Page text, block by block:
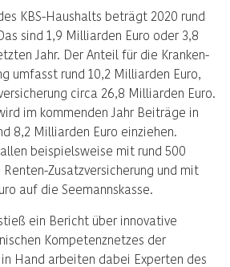
KBS-Haushalts beträgt 2020 rund
sind 1,9 Milliarden Euro oder 3,8
Jahr. Der Anteil für die Kranken-
umfasst rund 10,2 Milliarden Euro,
circa 26,8 Milliarden Euro.
im kommenden Jahr Beiträge in
8,2 Milliarden Euro einziehen.
beispielsweise mit rund 500
Zusatzversicherung und mit
auf die Seemannskasse.
ein Bericht über innovative
Kompetenznetzes der
in Hand arbeiten dabei Experten des